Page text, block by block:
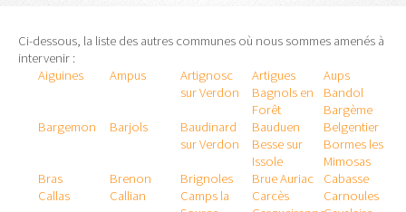
Ci-dessous, la liste des autres communes où nous sommes amenés à
intervenir :
Aiguines
Ampus
Artignosc
sur Verdon
Artigues
Aups
Bagnols en
Forêt
Bandol
Bargème
Bargemon
Barjols
Baudinard
sur Verdon
Bauduen
Belgentier
Besse sur
Issole
Bormes les
Mimosas
Bras
Brenon Brignoles Brue Auriac
Cabasse
Callas
Callian
Camps la
Carcès
Carnoules